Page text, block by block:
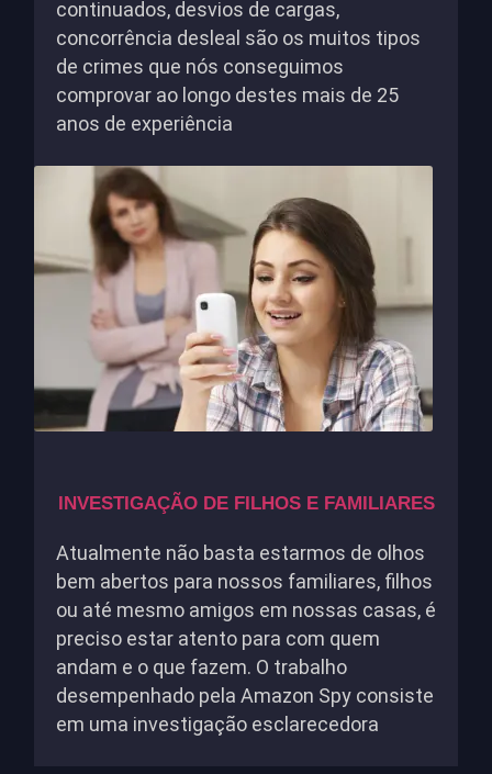
continuados, desvios de cargas,
concorrência desleal são os muitos tipos
de crimes que nós conseguimos
comprovar ao longo destes mais de 25
anos de experiência
INVESTIGAÇÃO DE FILHOS E FAMILIARES
Atualmente não basta estarmos de olhos
bem abertos para nossos familiares, filhos
ou até mesmo amigos em nossas casas, é
preciso estar atento para com quem
andam e o que fazem. O trabalho
desempenhado pela Amazon Spy consiste
em uma investigação esclarecedora